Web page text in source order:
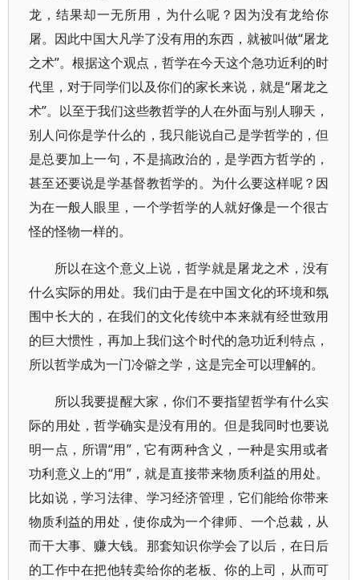
龙，结果却一无所用，为什么呢？因为没有龙给你
屠。因此中国大凡学了没有用的东西，就被叫做“屠龙
之术”。根据这个观点，哲学在今天这个急功近利的时
代里，对于同学们以及你们的家长来说，就是“屠龙之
术”。以至于我们这些教哲学的人在外面与别人聊天，
别人问你是学什么的，我只能说自己是学哲学的，但
是总要加上一句，不是搞政治的，是学西方哲学的，
甚至还要说是学基督教哲学的。为什么要这样呢？因
为在一般人眼里，一个学哲学的人就好像是一个很古
怪的怪物一样的。
所以在这个意义上说，哲学就是屠龙之术，没有
什么实际的用处。我们由于是在中国文化的环境和氛
围中长大的，在我们的文化传统中本来就有经世致用
的巨大惯性，再加上我们这个时代的急功近利特点，
所以哲学成为一门冷僻之学，这是完全可以理解的。
所以我要提醒大家，你们不要指望哲学有什么实
际的用处，哲学确实是没有用的。但是我同时也要说
明一点，所谓“用”，它有两种含义，一种是实用或者
功利意义上的“用”，就是直接带来物质利益的用处。
比如说，学习法律、学习经济管理，它们能给你带来
物质利益的用处，使你成为一个律师、一个总裁，从
而干大事、赚大钱。那套知识你学会了以后，在日后
的工作中在把他转卖给你的老板、你的上司，从而可